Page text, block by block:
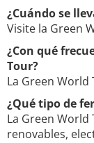
¿Cuándo se
Visite la Green
¿Con qué
Tour?
La Green
¿Qué tipo de
La Green World
renovables,